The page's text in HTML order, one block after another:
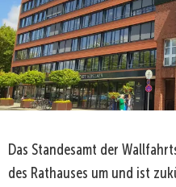
Das Standesamt der
des Rathauses um und ist